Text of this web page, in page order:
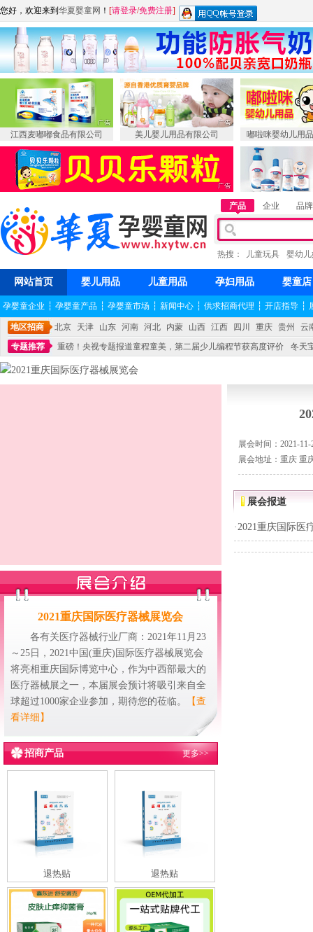
您好，欢迎来到 华夏婴童网 ！ [请登录/免费注册]
江西麦嘟嘟食品有限公司 美儿婴儿用品有限公司 嘟啦咪婴幼儿用
产品 企业 品牌
热搜： 儿童玩具 婴幼
网站首页 婴儿用品 儿童用品 孕妇用品 婴童店
孕婴童企业 ┆ 孕婴童产品 ┆ 孕婴童市场 ┆ 新闻中心 ┆ 供求招商代理 ┆ 开店指导 ┆
地区招商 北京 天津 山东 河南 河北 内蒙 山西 江西 四川 重庆 贵州
云
专题推荐
重磅！央视专题报道童程童美，第二届少儿编程节获高度评价
冬天
不能再单纯地销售产品,而要向增强服务转型,毕竟母婴产品比较特殊。”
2021重庆国际医疗器械展览会
各有关医疗器械行业厂商：2021年11月23
～25日，2021中国(重庆)国际医疗器械展览会
将亮相重庆国际博览中心，作为中西部最大的
医疗器械展之一，本届展会预计将吸引来自全
球超过1000家企业参加，期待您的莅临。
【查
看详细】
招商产品 更多>>
退热贴 退热贴
展会时间：2021-11-
展会地址：重庆 重
展会报道
·2021重庆国际医